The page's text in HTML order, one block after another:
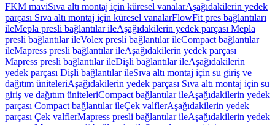
FKM maviSıva altı montaj için küresel vanalarAşağıdakilerin yedek
parçası Sıva altı montaj için küresel vanalarFlowFit pres bağlantıları
ileMepla presli bağlantılar ileAşağıdakilerin yedek parçası Mepla
presli bağlantılar ileVolex presli bağlantılar ileCompact bağlantılar
ileMapress presli bağlantılar ileAşağıdakilerin yedek parçası
Mapress presli bağlantılar ileDişli bağlantılar ileAşağıdakilerin
yedek parçası Dişli bağlantılar ileSıva altı montaj için su giriş ve
dağıtım üniteleriAşağıdakilerin yedek parçası Sıva altı montaj için su
giriş ve dağıtım üniteleriCompact bağlantılar ileAşağıdakilerin yedek
parçası Compact bağlantılar ileÇek valflerAşağıdakilerin yedek
parçası Çek valflerMapress presli bağlantılar ileAşağıdakilerin yedek